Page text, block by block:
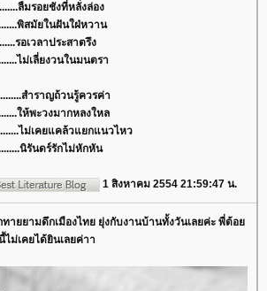
ลืมรอยชังที่หลั่งล่อง
พิสมัยในฝันใฝ่หวาน
รอเวลาประสาตรึง
ไม่เลี่ยงวนในมนตรา
สำราญถ้วนรู้ควรค่า
ให้พะวงมากหลงใหล
ไม่เคยแคล้วแยกแนวไหว
นิรันดร์รักไม่หักหัน
1 สิงหาคม 2554 21:59:47 น.
ายยามดึกเมืองไทย ยุ่งกับงานบ้านทั้งวันเลยค่ะ พี่ต้อ
ม่เคยได้ยินเลยค่าา